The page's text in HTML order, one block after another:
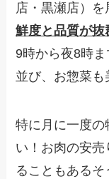
店・黒瀬店）
鮮度と品質が抜
9時から夜8時
並び、お惣菜
特に月に一度
い！お肉の安
ることもある